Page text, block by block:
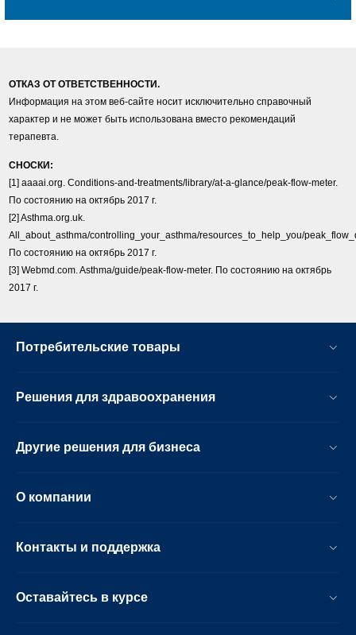
ОТКАЗ ОТ ОТВЕТСТВЕННОСТИ.
Информация на этом веб-сайте носит исключительно справочный
характер и не может быть использована вместо рекомендаций
терапевта.
СНОСКИ:
[1] aaaai.org. Conditions-and-treatments/library/at-a-glance/peak-flow-meter.
По состоянию на октябрь 2017 г.
[2] Asthma.org.uk.
All_about_asthma/controlling_your_asthma/resources_to_help_you/
По состоянию на октябрь 2017 г.
[3] Webmd.com. Asthma/guide/peak-flow-meter. По состоянию на октябрь
2017 г.
Потребительские товары
Решения для здравоохранения
Другие решения для бизнеса
О компании
Контакты и поддержка
Оставайтесь в курсе